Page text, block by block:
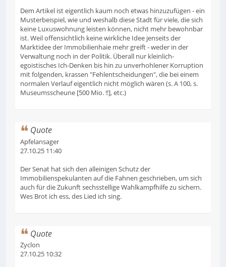
Dem Artikel ist eigentlich kaum noch etwas hinzuzufügen - ein
Musterbeispiel, wie und weshalb diese Stadt für viele, die sich
keine Luxuswohnung leisten können, nicht mehr bewohnbar
ist. Weil offensichtlich keine wirkliche Idee jenseits der
Marktidee der Immobilienhaie mehr greift - weder in der
Verwaltung noch in der Politik. Überall nur kleinlich-
egoistisches Ich-Denken bis hin zu unverhohlener Korruption
mit folgenden, krassen "Fehlentscheidungen", die bei einem
normalen Verlauf eigentlich nicht möglich wären (s. A 100, s.
Museumsscheune [500 Mio. !!], etc.)
Quote
Apfelansager
27.10.25 11:40
Der Senat hat sich den alleinigen Schutz der
Immobilienspekulanten auf die Fahnen geschrieben, um sich
auch für die Zukunft sechsstellige Wahlkampfhilfe zu sichern.
Wes Brot ich ess, des Lied ich sing.
Quote
Zyclon
27.10.25 10:32